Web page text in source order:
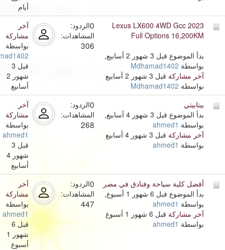
أيام
2023 Lexus LX600 4WD Gcc
Full Options 16,200KM
بدأ الموضوع قبل 3 شهور 2 أسابيع,
بواسطة Mdhamad1402
آخر مشاركة قبل 3 شهور 2 أسابيع
بواسطة Mdhamad1402
الردود:0
المشاهدات:
306
آخر
مشاركة
بواسطة
قبل 3
شهور 2
أسابيع
يبتابيتي
بدأ الموضوع قبل 3 شهور 4 أسابيع,
بواسطة ahmed1
آخر مشاركة قبل 3 شهور 4 أسابيع
بواسطة ahmed1
الردود:0
المشاهدات:
268
آخر
مشاركة
بواسطة
ahmed1
قبل 3
شهور 4
أسابيع
أفضل كلية سياحة وفنادق في مصر
بدأ الموضوع قبل 6 شهور 1 أسبوع,
بواسطة ahmed1
آخر مشاركة قبل 6 شهور 1 أسبوع
بواسطة ahmed1
الردود:0
المشاهدات:
447
آخر
مشاركة
بواسطة
ahmed1
قبل 6
شهور 1
أسبوع